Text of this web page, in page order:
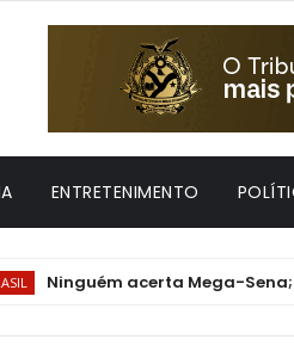
ENTRETENIMENTO
acerta Mega-Sena; prêmio